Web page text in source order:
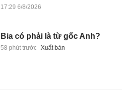
17:29 6/8/2026
Bia có phải là từ gốc Anh?
58 phút trước Xuất bản